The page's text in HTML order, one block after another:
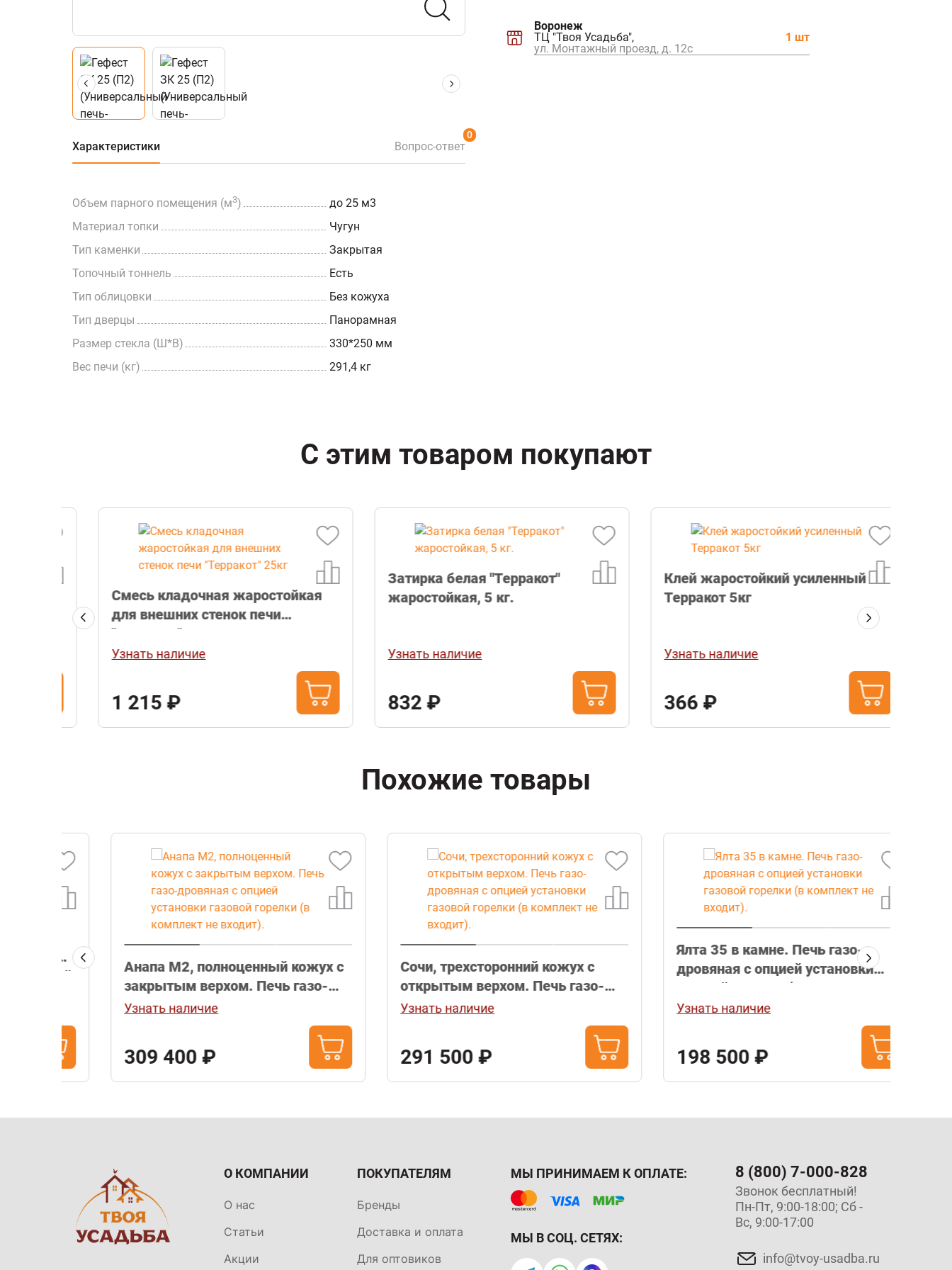
Характеристики Вопрос-ответ
0
Объем парного помещения (м3)
до 25 м3
Материал топки
Чугун
Тип каменки
Закрытая
Топочный тоннель
Есть
Тип облицовки
Без кожуха
Тип дверцы
Панорамная
Размер стекла (Ш*В)
330*250 мм
Вес печи (кг)
291,4 кг
Воронеж
ТЦ "Твоя Усадьба",
ул. Монтажный проезд, д. 12c
1 шт
С этим товаром покупают
Смесь кладочная жаростойкая
для внешних стенок печи
"Терракот" 25кг
Узнать наличие
1 215 ₽
Затирка белая "Терракот"
жаростойкая, 5 кг.
Узнать наличие
832 ₽
Клей жаростойкий усиленный
Терракот 5кг
Узнать наличие
366 ₽
Похожие товары
Анапа М2, полноценный кожух с
закрытым верхом. Печь газо-
дровяная с опцией установки
Узнать наличие
309 400 ₽
Сочи, трехсторонний кожух с
открытым верхом. Печь газо-
дровяная с опцией установки
Узнать наличие
291 500 ₽
Ялта 35 в камне. Печь газо-
дровяная с опцией установки
газовой горелки (в комплект не
входит).
Узнать наличие
198 500 ₽
О КОМПАНИИ
О нас
Статьи
Акции
ПОКУПАТЕЛЯМ
Бренды
Доставка и оплата
Для оптовиков
МЫ ПРИНИМАЕМ К ОПЛАТЕ:
МЫ В СОЦ. СЕТЯХ:
8 (800) 7-000-828
Звонок бесплатный!
Пн-Пт, 9:00-18:00; Сб -
Вс, 9:00-17:00
info@tvoy-usadba.ru